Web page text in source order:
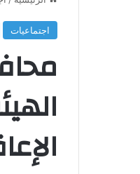
اجتماعيات